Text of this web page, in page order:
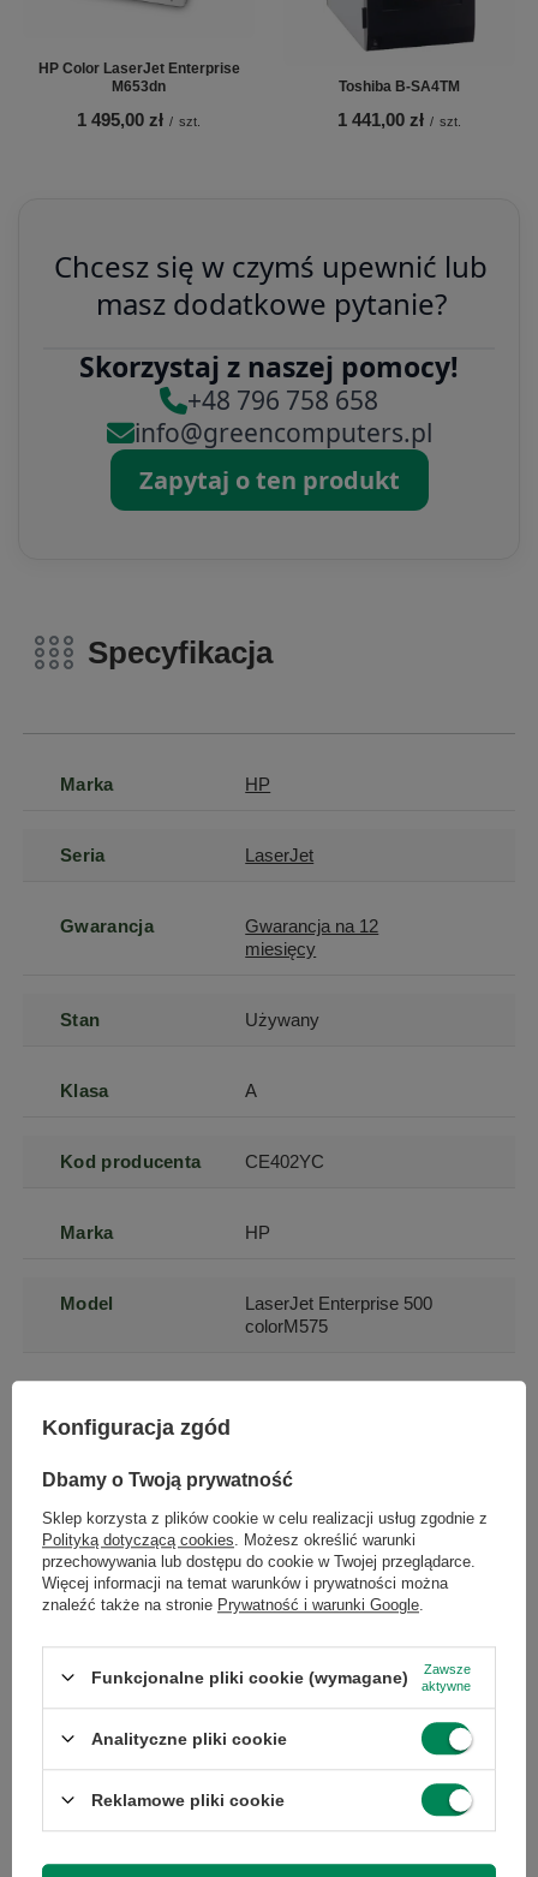
HP Color LaserJet Enterprise
M653dn
1 495,00 zł / szt.
Toshiba B-SA4TM
1 441,00 zł / szt.
Chcesz się w czymś upewnić lub
masz dodatkowe pytanie?
Skorzystaj z naszej pomocy!
+48 796 758 658
info@greencomputers.pl
Zapytaj o ten produkt
Specyfikacja
Marka HP
Seria LaserJet
Gwarancja
Gwarancja na 12
miesięcy
Stan Używany
Klasa A
Kod producenta CE402YC
Marka HP
Model
LaserJet Enterprise 500
colorM575
urządzenia
Szerokość
produktu
66.3
Głębokość
produktu
55.5
Wysokość
58.5
Typ
Drukarka
wielofunkcyjna
Technologia
laserowa (kolor)
Konfiguracja zgód
Dbamy o Twoją prywatność
Sklep korzysta z plików cookie w celu realizacji usług zgodnie z
Polityką dotyczącą cookies . Możesz określić warunki
przechowywania lub dostępu do cookie w Twojej przeglądarce.
Więcej informacji na temat warunków i prywatności można
znaleźć także na stronie Prywatność i warunki Google
Funkcjonalne pliki cookie (wymagane)
Zawsze
aktywne
Analityczne pliki cookie
Reklamowe pliki cookie